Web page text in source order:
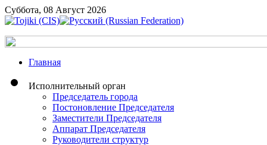
Суббота, 08 Август 2026
Главная
Исполнительный орган
Председатель города
Постоновление Председателя
Заместители Председателя
Аппарат Председателя
Руководители структур